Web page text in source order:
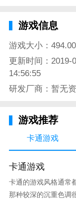
这是一款通过夸
了社会上一些不
后的同时，有时
会带给我们深刻
游戏信息
游戏大小：
更新时间：2019-
14:56:55
研发厂商：暂无
游戏推荐
卡通游戏
卡通游戏
卡通的游戏风格通常
那种较深的沉重色调